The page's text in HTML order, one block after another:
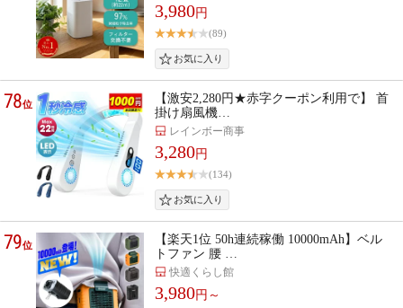
3,980円
(89)
78位
【激安2,280円★赤字クーポン利用で】 首
掛け扇風機…
レインボー商事
3,280円
(134)
79位
【楽天1位 50h連続稼働 10000mAh】ベル
トファン 腰 …
快適くらし館
3,980円～